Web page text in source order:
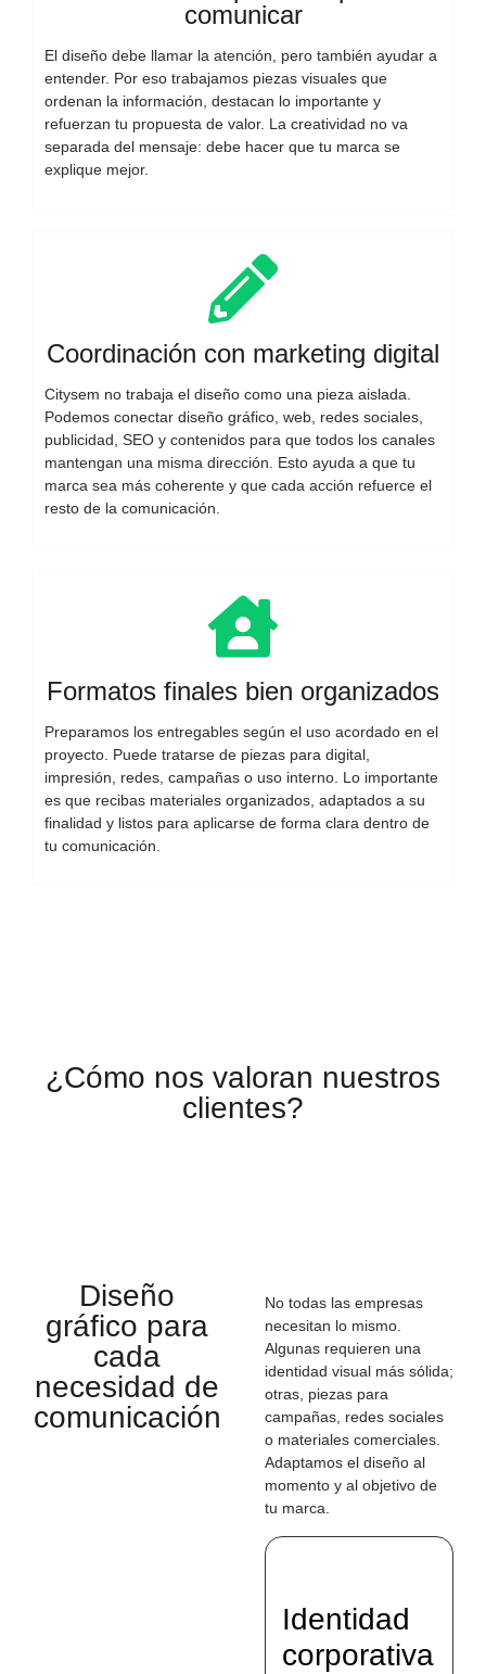
comunicar
El diseño debe llamar la atención, pero también ayudar a
entender. Por eso trabajamos piezas visuales que
ordenan la información, destacan lo importante y
refuerzan tu propuesta de valor. La creatividad no va
separada del mensaje: debe hacer que tu marca se
explique mejor.
Coordinación con marketing digital
Citysem no trabaja el diseño como una pieza aislada.
Podemos conectar diseño gráfico, web, redes sociales,
publicidad, SEO y contenidos para que todos los canales
mantengan una misma dirección. Esto ayuda a que tu
marca sea más coherente y que cada acción refuerce el
resto de la comunicación.
Formatos finales bien organizados
Preparamos los entregables según el uso acordado en el
proyecto. Puede tratarse de piezas para digital,
impresión, redes, campañas o uso interno. Lo importante
es que recibas materiales organizados, adaptados a su
finalidad y listos para aplicarse de forma clara dentro de
tu comunicación.
¿Cómo nos valoran nuestros
clientes?
Diseño
gráfico para
cada
necesidad de
comunicación
No todas las empresas
necesitan lo mismo.
Algunas requieren una
identidad visual más sólida;
otras, piezas para
campañas, redes sociales
o materiales comerciales.
Adaptamos el diseño al
momento y al objetivo de
tu marca.
Identidad
corporativa